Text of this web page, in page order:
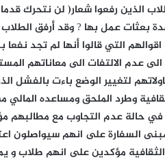
الذين رفعوا شعار( لن نتحرك
بعثات عمل بها ? وقد أرفق الطلاب
التي قالوا أنها لم تجد
عدم الالتفات الى معاناتهم
لتغيير الوضع باءت بالفشل
وطرد الملحق ومساعده
في حالة عدم التجاوب مع
السفارة على انهم سيواصلون
الثقافية مؤكدين على انهم طلاب و